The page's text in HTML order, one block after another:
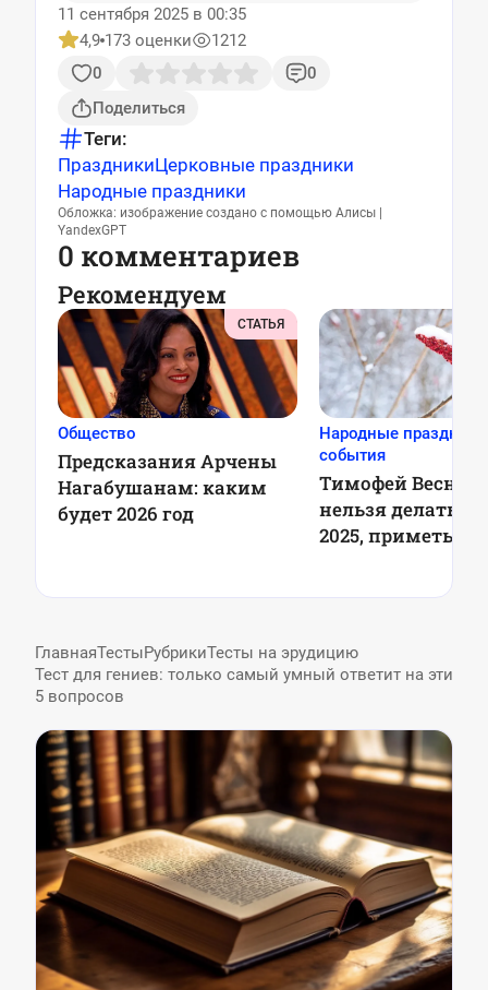
11 сентября 2025 в 00:35
4,9 173 оценки
1212
0
0
Поделиться
Теги:
ПраздникиЦерковные праздники
Народные праздники
Обложка: изображение создано с помощью Алисы |
YandexGPT
0 комментариев
Рекомендуем
СТАТЬЯ
Общество
Предсказания Арчены
Нагабушанам: каким
будет 2026 год
Народные
события
Тимофей
нельзя делать 6
2025, приметы
ГлавнаяТестыРубрикиТесты на эрудицию
Тест для гениев: только самый умный ответит на эти
5 вопросов